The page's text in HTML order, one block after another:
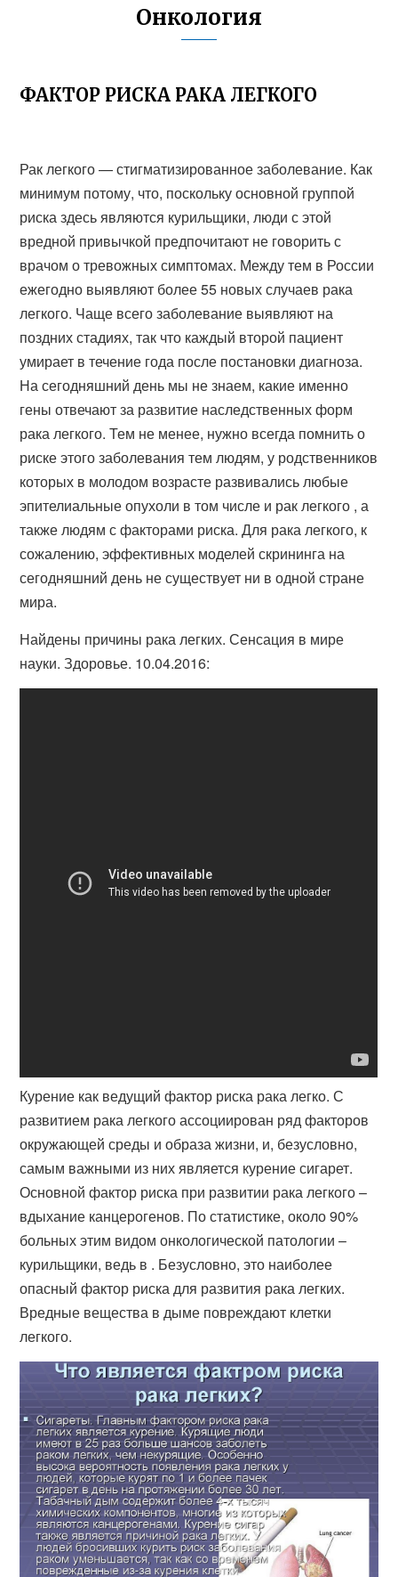
Онкология
ФАКТОР РИСКА РАКА ЛЕГКОГО
Рак легкого — стигматизированное заболевание. Как
минимум потому, что, поскольку основной группой
риска здесь являются курильщики, люди с этой
вредной привычкой предпочитают не говорить с
врачом о тревожных симптомах. Между тем в России
ежегодно выявляют более 55 новых случаев рака
легкого. Чаще всего заболевание выявляют на
поздних стадиях, так что каждый второй пациент
умирает в течение года после постановки диагноза.
На сегодняшний день мы не знаем, какие именно
гены отвечают за развитие наследственных форм
рака легкого. Тем не менее, нужно всегда помнить о
риске этого заболевания тем людям, у родственников
которых в молодом возрасте развивались любые
эпителиальные опухоли в том числе и рак легкого , а
также людям с факторами риска. Для рака легкого, к
сожалению, эффективных моделей скрининга на
сегодняшний день не существует ни в одной стране
мира.
Найдены причины рака легких. Сенсация в мире
науки. Здоровье. 10.04.2016:
Курение как ведущий фактор риска рака легко. С
развитием рака легкого ассоциирован ряд факторов
окружающей среды и образа жизни, и, безусловно,
самым важными из них является курение сигарет.
Основной фактор риска при развитии рака легкого –
вдыхание канцерогенов. По статистике, около 90%
больных этим видом онкологической патологии –
курильщики, ведь в . Безусловно, это наиболее
опасный фактор риска для развития рака легких.
Вредные вещества в дыме повреждают клетки
легкого.